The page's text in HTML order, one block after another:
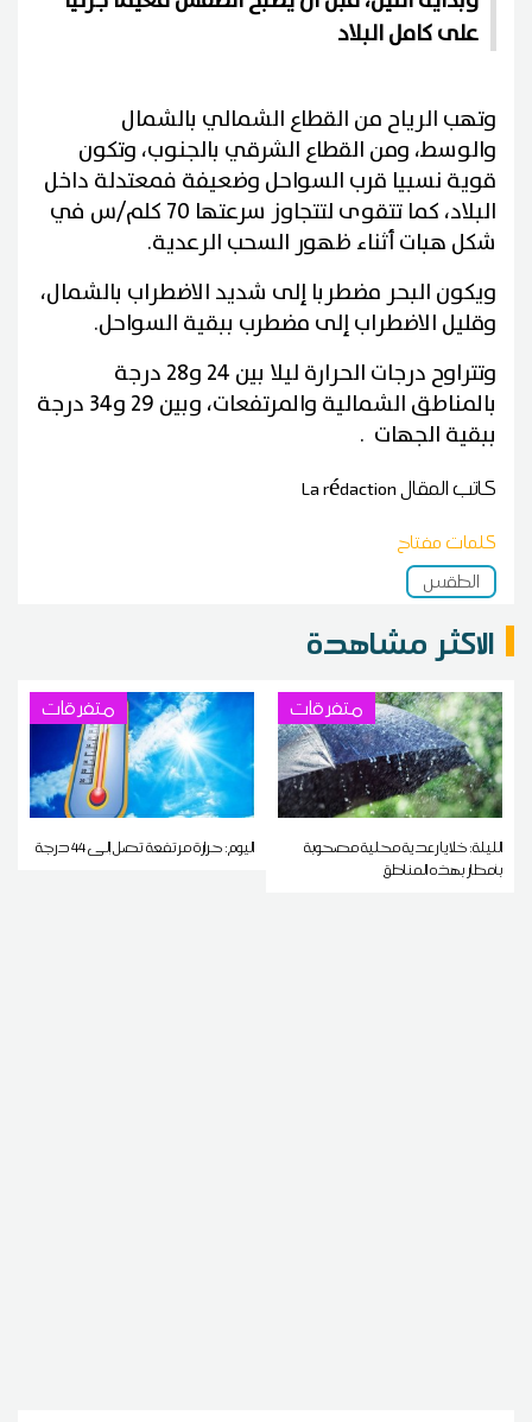
على كامل البلاد
وتهب الرياح من القطاع الشمالي بالشمال
والوسط، ومن القطاع الشرقي بالجنوب، وتكون
قوية نسبيا قرب السواحل وضعيفة فمعتدلة داخل
البلاد، كما تتقوى لتتجاوز سرعتها 70 كلم/س في
شكل هبات أثناء ظهور السحب الرعدية.
ويكون البحر مضطربا إلى شديد الاضطراب بالشمال،
وقليل الاضطراب إلى مضطرب ببقية السواحل.
وتتراوح درجات الحرارة ليلا بين 24 و28 درجة
بالمناطق الشمالية والمرتفعات، وبين 29 و34 درجة
ببقية الجهات .
كاتب المقالLa rédaction
كلمات مفتاح
الطقس
الاكثر مشاهدة
متفرقات
الليلة: خلايا رعدية محلية مصحوبة
بأمطار بهذه المناطق
متفرقات
اليوم: حرارة مرتفعة تصل إلى 44 درجة